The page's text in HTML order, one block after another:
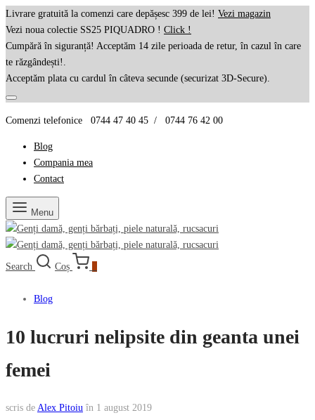
Livrare gratuită la comenzi care depășesc 399 de lei! Vezi magazin
Vezi noua colectie SS25 PIQUADRO ! Click !
Cumpără în siguranță! Acceptăm 14 zile perioada de retur, în cazul în care
te răzgândești!.
Acceptăm plata cu cardul în câteva secunde (securizat 3D-Secure).
Comenzi telefonice 0744 47 40 45 / 0744 76 42 00
Blog
Compania mea
Contact
Menu
Search Coș
Blog
10 lucruri nelipsite din geanta unei
femei
scris de Alex Pitoiu în 1 august 2019